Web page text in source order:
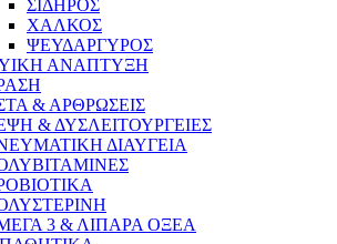
ΣΙΔΗΡΟΣ
ΧΑΛΚΟΣ
ΨΕΥΔΑΡΓΥΡΟΣ
ΑΝΑΠΤΥΞΗ
& ΑΡΘΡΩΣΕΙΣ
& ΔΥΣΛΕΙΤΟΥΡΓΕΙΕΣ
ΔΙΑΥΓΕΙΑ
3 & ΛΙΠΑΡΑ ΟΞΕΑ